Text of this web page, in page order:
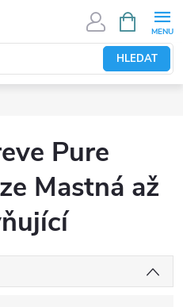
HLEDAT
NÁKUPNÍ
KOŠÍK
Pure
Mastná až